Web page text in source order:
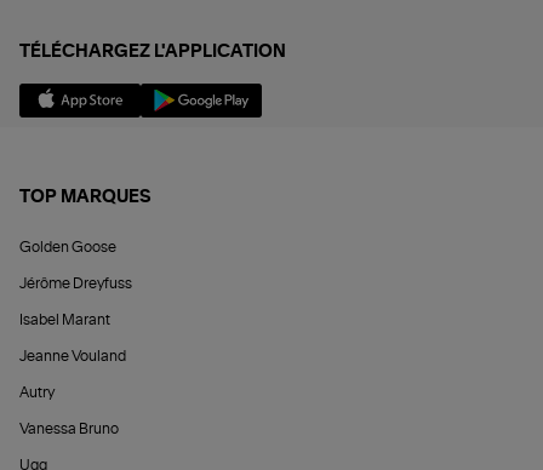
TÉLÉCHARGEZ L'APPLICATION
TOP MARQUES
Golden Goose
Jérôme Dreyfuss
Isabel Marant
Jeanne Vouland
Autry
Vanessa Bruno
Ugg